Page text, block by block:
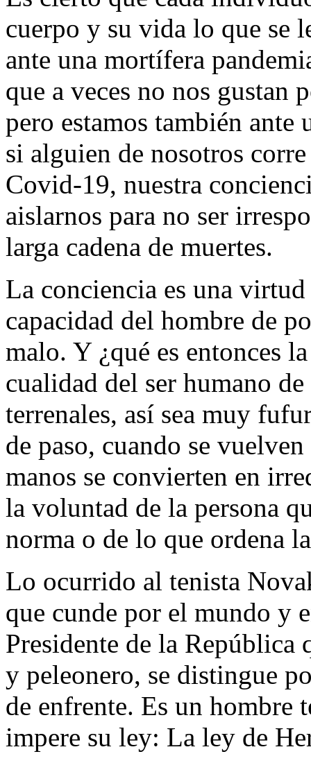
cuerpo y su vida lo que se
ante una mortífera
que a veces no nos gustan
pero estamos también ante
si alguien de nosotros
Covid-19, nuestra
aislarnos para no ser
larga cadena de muertes.
La conciencia es una
capacidad del hombre de
malo. Y ¿qué es entonces
cualidad del ser humano
terrenales, así sea muy
de paso, cuando se
manos se convierten en
la voluntad de la persona
norma o de lo que ordena
Lo ocurrido al tenista
que cunde por el mundo y
Presidente de la República
y peleonero, se distingue
de enfrente. Es un hombre
impere su ley: La ley de